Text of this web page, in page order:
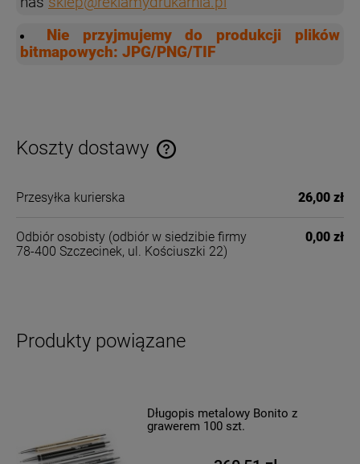
Nie przyjmujemy do produkcji plików
bitmapowych: JPG/PNG/TIF
Koszty dostawy
Cena nie zawiera ewentualnych kosztów płatności
Przesyłka kurierska 26,00 zł
Odbiór osobisty (odbiór w siedzibie firmy
78-400 Szczecinek, ul. Kościuszki 22)
0,00 zł
Produkty powiązane
Długopis metalowy Bonito z
grawerem 100 szt.